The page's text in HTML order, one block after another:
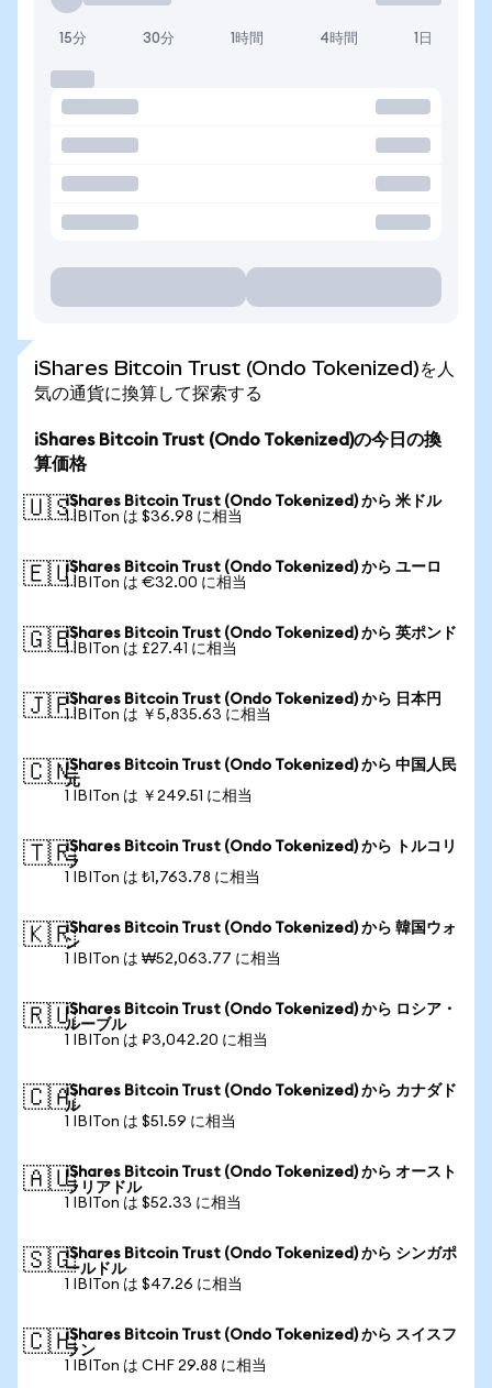
15分 30分 1時間 4時間 1日
iShares Bitcoin Trust (Ondo Tokenized)を人
気の通貨に換算して探索する
iShares Bitcoin Trust (Ondo Tokenized)の今日の換
算価格
🇺🇸iShares Bitcoin Trust (Ondo Tokenized) から 米ドル
1 IBITon は $36.98 に相当
🇪🇺iShares Bitcoin Trust (Ondo Tokenized) から ユーロ
1 IBITon は €32.00 に相当
🇬🇧iShares Bitcoin Trust (Ondo Tokenized) から 英ポンド
1 IBITon は £27.41 に相当
🇯🇵iShares Bitcoin Trust (Ondo Tokenized) から 日本円
1 IBITon は ￥5,835.63 に相当
🇨🇳iShares Bitcoin Trust (Ondo Tokenized) から 中国人民
元
1 IBITon は ￥249.51 に相当
🇹🇷iShares Bitcoin Trust (Ondo Tokenized) から トルコリ
ラ
1 IBITon は ₺1,763.78 に相当
🇰🇷iShares Bitcoin Trust (Ondo Tokenized) から 韓国ウォ
ン
1 IBITon は ₩52,063.77 に相当
🇷🇺iShares Bitcoin Trust (Ondo Tokenized) から ロシア・
ルーブル
1 IBITon は ₽3,042.20 に相当
🇨🇦iShares Bitcoin Trust (Ondo Tokenized) から カナダド
ル
1 IBITon は $51.59 に相当
🇦🇺iShares Bitcoin Trust (Ondo Tokenized) から オースト
ラリアドル
1 IBITon は $52.33 に相当
🇸🇬iShares Bitcoin Trust (Ondo Tokenized) から シンガポ
ールドル
1 IBITon は $47.26 に相当
🇨🇭iShares Bitcoin Trust (Ondo Tokenized) から スイスフ
ラン
1 IBITon は CHF 29.88 に相当